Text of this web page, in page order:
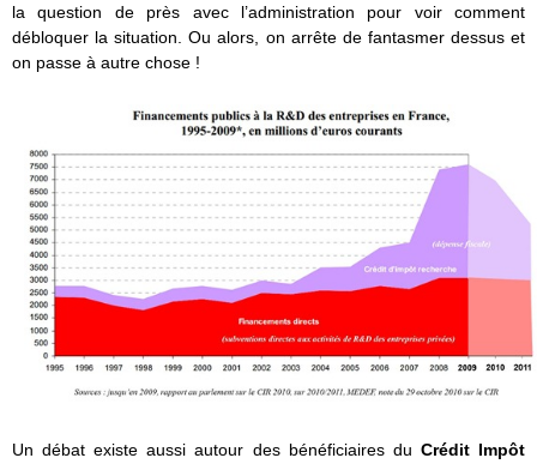
la question de près avec l’administration pour voir comment
débloquer la situation. Ou alors, on arrête de fantasmer dessus et
on passe à autre chose !
Un débat existe aussi autour des bénéficiaires du Crédit Impôt